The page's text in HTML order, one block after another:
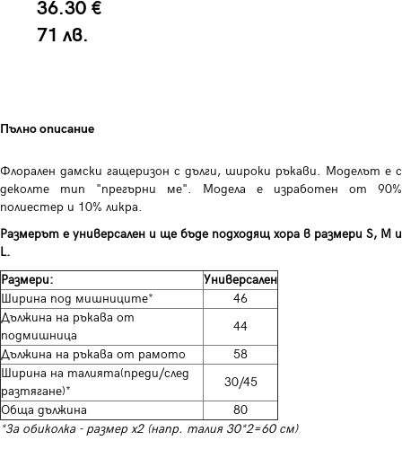
36.30 €
71 лв.
Пълно описание
Флорален дамски гащеризон с дълги, широки ръкави. Моделът е с
деколте тип "прегърни ме". Модела е изработен от 90%
полиестер и 10% ликра.
Размерът е универсален и ще бъде подходящ хора в размери S, M и
L.
Размери:
Универсален
Ширина под мишниците*
46
Дължина на ръкава от
подмишница
44
Дължина на ръкава от рамото
58
Ширина на талията(преди/след
разтягане)*
30/45
Обща дължина
80
*За обиколка - размер х2 (напр. талия 30*2=60 см)